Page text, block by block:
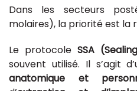
Dans les secteurs
molaires), la priorité est la
Le protocoleSSA
souvent utilisé. Il s’agit
anatomique et